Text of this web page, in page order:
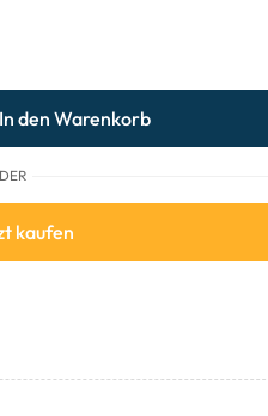
In den Warenkorb
kaufen